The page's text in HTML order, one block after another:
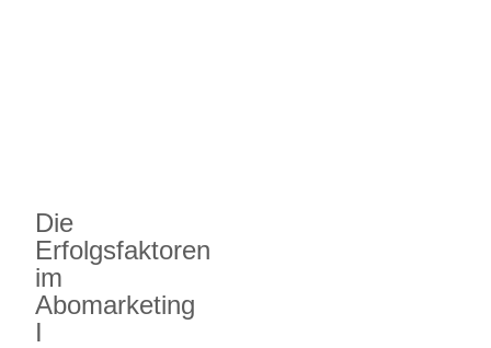
Die
Erfolgsfaktoren
im
Abomarketing
I